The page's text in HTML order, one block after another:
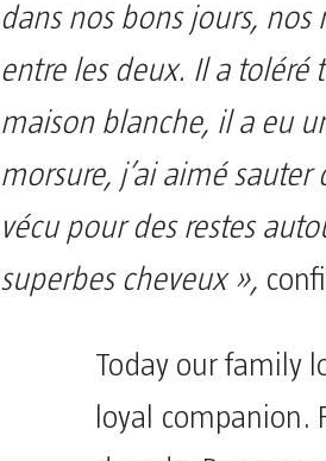
dans nos bons jours, nos
entre les deux. Il a
maison blanche, il a eu
morsure, j’ai aimé
vécu pour des restes
superbes cheveux »,
Today our family
loyal companion.